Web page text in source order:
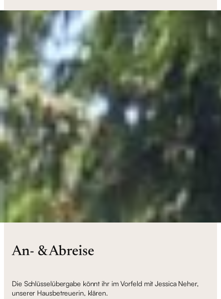
An- & Abreise
Die Schlüsselübergabe könnt ihr im Vorfeld mit Jessica Neher,
unserer Hausbetreuerin, klären.